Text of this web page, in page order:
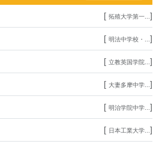
[ 拓殖大学第一... ]
[ 明法中学校・... ]
[ 立教英国学院... ]
[ 大妻多摩中学... ]
[ 明治学院中学... ]
[ 日本工業大学... ]